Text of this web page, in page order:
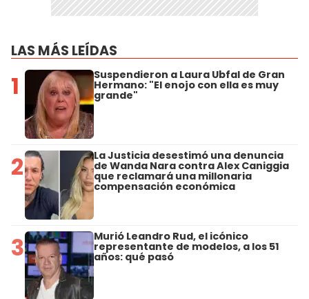
LAS MÁS LEÍDAS
1 Suspendieron a Laura Ubfal de Gran
Hermano: "El enojo con ella es muy
grande"
2 La Justicia desestimó una denuncia
de Wanda Nara contra Alex Caniggia
que reclamará una millonaria
compensación económica
3 Murió Leandro Rud, el icónico
representante de modelos, a los 51
años: qué pasó